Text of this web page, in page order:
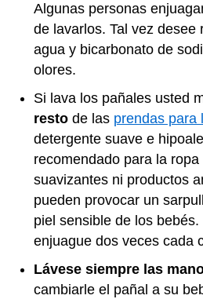
Algunas personas
de lavarlos. Tal vez desee
agua y bicarbonato de
olores.
Si lava los pañales usted
restode las prendas para
detergente suave e
recomendado para la
suavizantes ni productos
pueden provocar un
piel sensible de los
enjuague dos veces cada
Lávese siempre las
cambiarle el pañal a su